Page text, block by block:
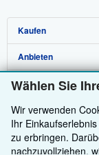
Wählen Sie
Wir verwenden
Ihr
zu erbringen.
nachzuvollziehen,
Kaufen
Detailsuche
Sammlungen
Nutzerkonto
Meine Bestellungen
Anbieten
Verkäufer werden
Partnerprogramm
Empfehlen Sie einen
Über uns
Über uns / Impressum
Presse
Hilfe
Hilfebereich
Weitere AbeBooks